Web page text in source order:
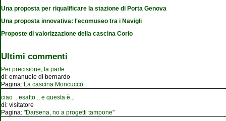
Una proposta per riqualificare la stazione di Porta Genova
Una proposta innovativa: l'ecomuseo tra i Navigli
Proposte di valorizzazione della cascina Corio
Ultimi commenti
Per precisione, la parte
di: emanuele di bernardo
Pagina: La cascina Moncucco
ciao .. esatto .. e questa è
di: visitatore
Pagina: "Darsena, no a progetti tampone"